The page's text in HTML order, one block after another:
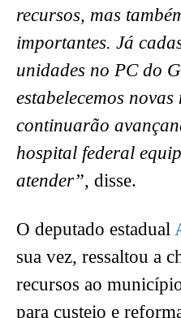
recursos, mas
importantes. Já
unidades no PC do
estabelecemos novas
continuarão
hospital federal
atender”, disse.
O deputado estadual
sua vez, ressaltou a
recursos ao
para custeio e